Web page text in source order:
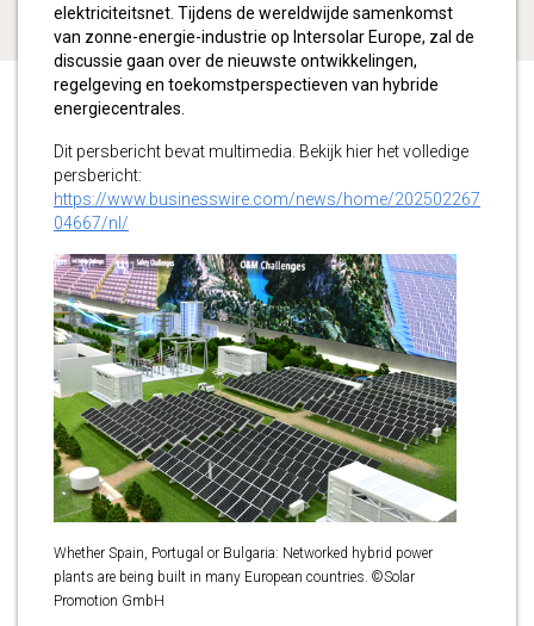
elektriciteitsnet. Tijdens de wereldwijde samenkomst
van zonne-energie-industrie op Intersolar Europe, zal de
discussie gaan over de nieuwste ontwikkelingen,
regelgeving en toekomstperspectieven van hybride
energiecentrales.
Dit persbericht bevat multimedia. Bekijk hier het volledige
persbericht:
https://www.businesswire.com/news/home/202502267
04667/nl/
Whether Spain, Portugal or Bulgaria: Networked hybrid power
plants are being built in many European countries. ©Solar
Promotion GmbH